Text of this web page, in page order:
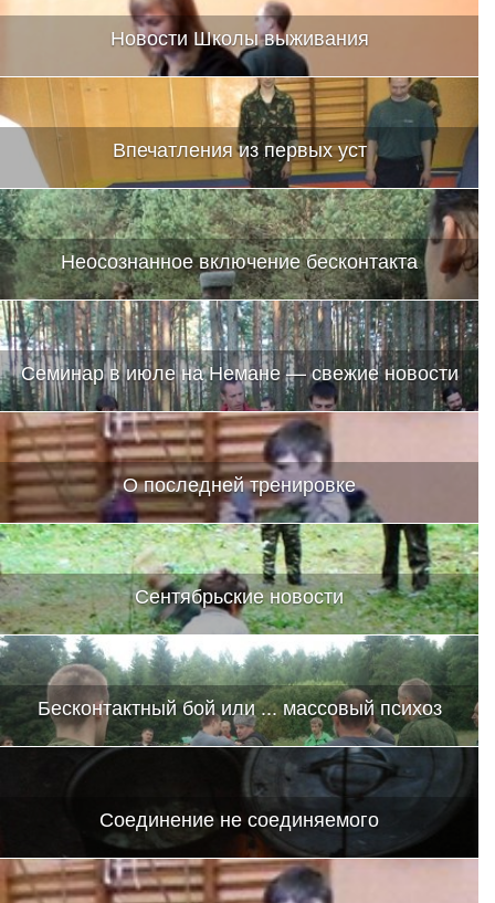
Новости Школы выживания
Впечатления из первых уст
Неосознанное включение бесконтакта
Семинар в июле на Немане — свежие новости
О последней тренировке
Сентябрьские новости
Бесконтактный бой или ... массовый психоз
Соединение не соединяемого